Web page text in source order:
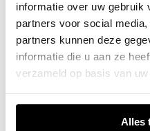
informatie over uw gebruik
partners voor social
partners kunnen deze
informatie die u aan ze
verzameld op basis van
Alles
Application error: a client-
loadingwww.jvk.nl(see